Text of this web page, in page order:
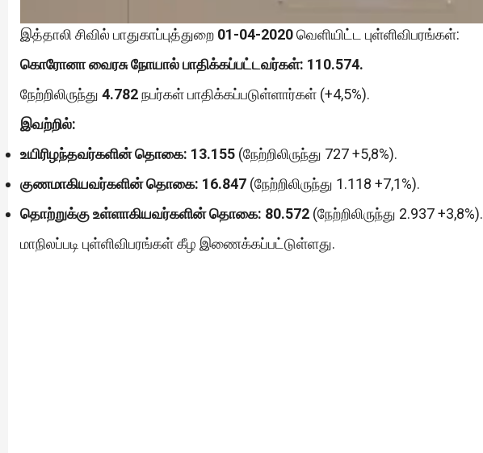
இத்தாலி சிவில் பாதுகாப்புத்துறை 01-04-2020வெளியிட்ட புள்ளிவிபரங்கள்:
கொரோனா வைரசு நோயால் பாதிக்கப்பட்டவர்கள்: 110.574.
நேற்றிலிருந்து 4.782நபர்கள் பாதிக்கப்படுள்ளார்கள் (+4,5%).
இவற்றில்:
உயிரிழந்தவர்களின் தொகை: 13.155 (நேற்றிலிருந்து 727 +5,8%).
குணமாகியவர்களின் தொகை: 16.847 (நேற்றிலிருந்து 1.118 +7,1%).
தொற்றுக்கு உள்ளாகியவர்களின் தொகை: 80.572 (நேற்றிலிருந்து 2.937 +3,8%).
மாநிலப்படி புள்ளிவிபரங்கள் கீழ இணைக்கப்பட்டுள்ளது.